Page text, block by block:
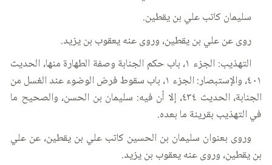
سليمان كاتب علي بن يقطين.
روى عن علي بن يقطين، وروى عنه يعقوب بن يزيد.
التهذيب: الجزء ١، باب حكم الجنابة وصفة الطهارة منها، الحديث
٤٠١، والإستبصار: الجزء ١، باب سقوط فرض الوضوء عند الغسل من
الجنابة، الحديث ٤٣٤، إلا أن فيه: سليمان بن الحسن، والصحيح ما
في التهذيب بقرينة ما بعده.
وروى بعنوان سليمان بن الحسين كاتب علي بن يقطين، عن علي
بن يقطين، وروى عنه يعقوب بن يزيد.